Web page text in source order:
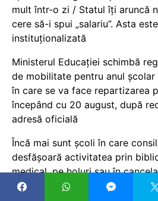
mult într-o zi / Statul îți aruncă
cere să-i spui „salariu”. Asta
instituționalizată
Ministerul Educației schimbă
de mobilitate pentru anul
în care se va face repartizarea
începând cu 20 august, după
adresă oficială
Încă mai sunt școli în care
desfășoară activitatea prin
medical, pe holuri sau în
consilierul școlar Aura